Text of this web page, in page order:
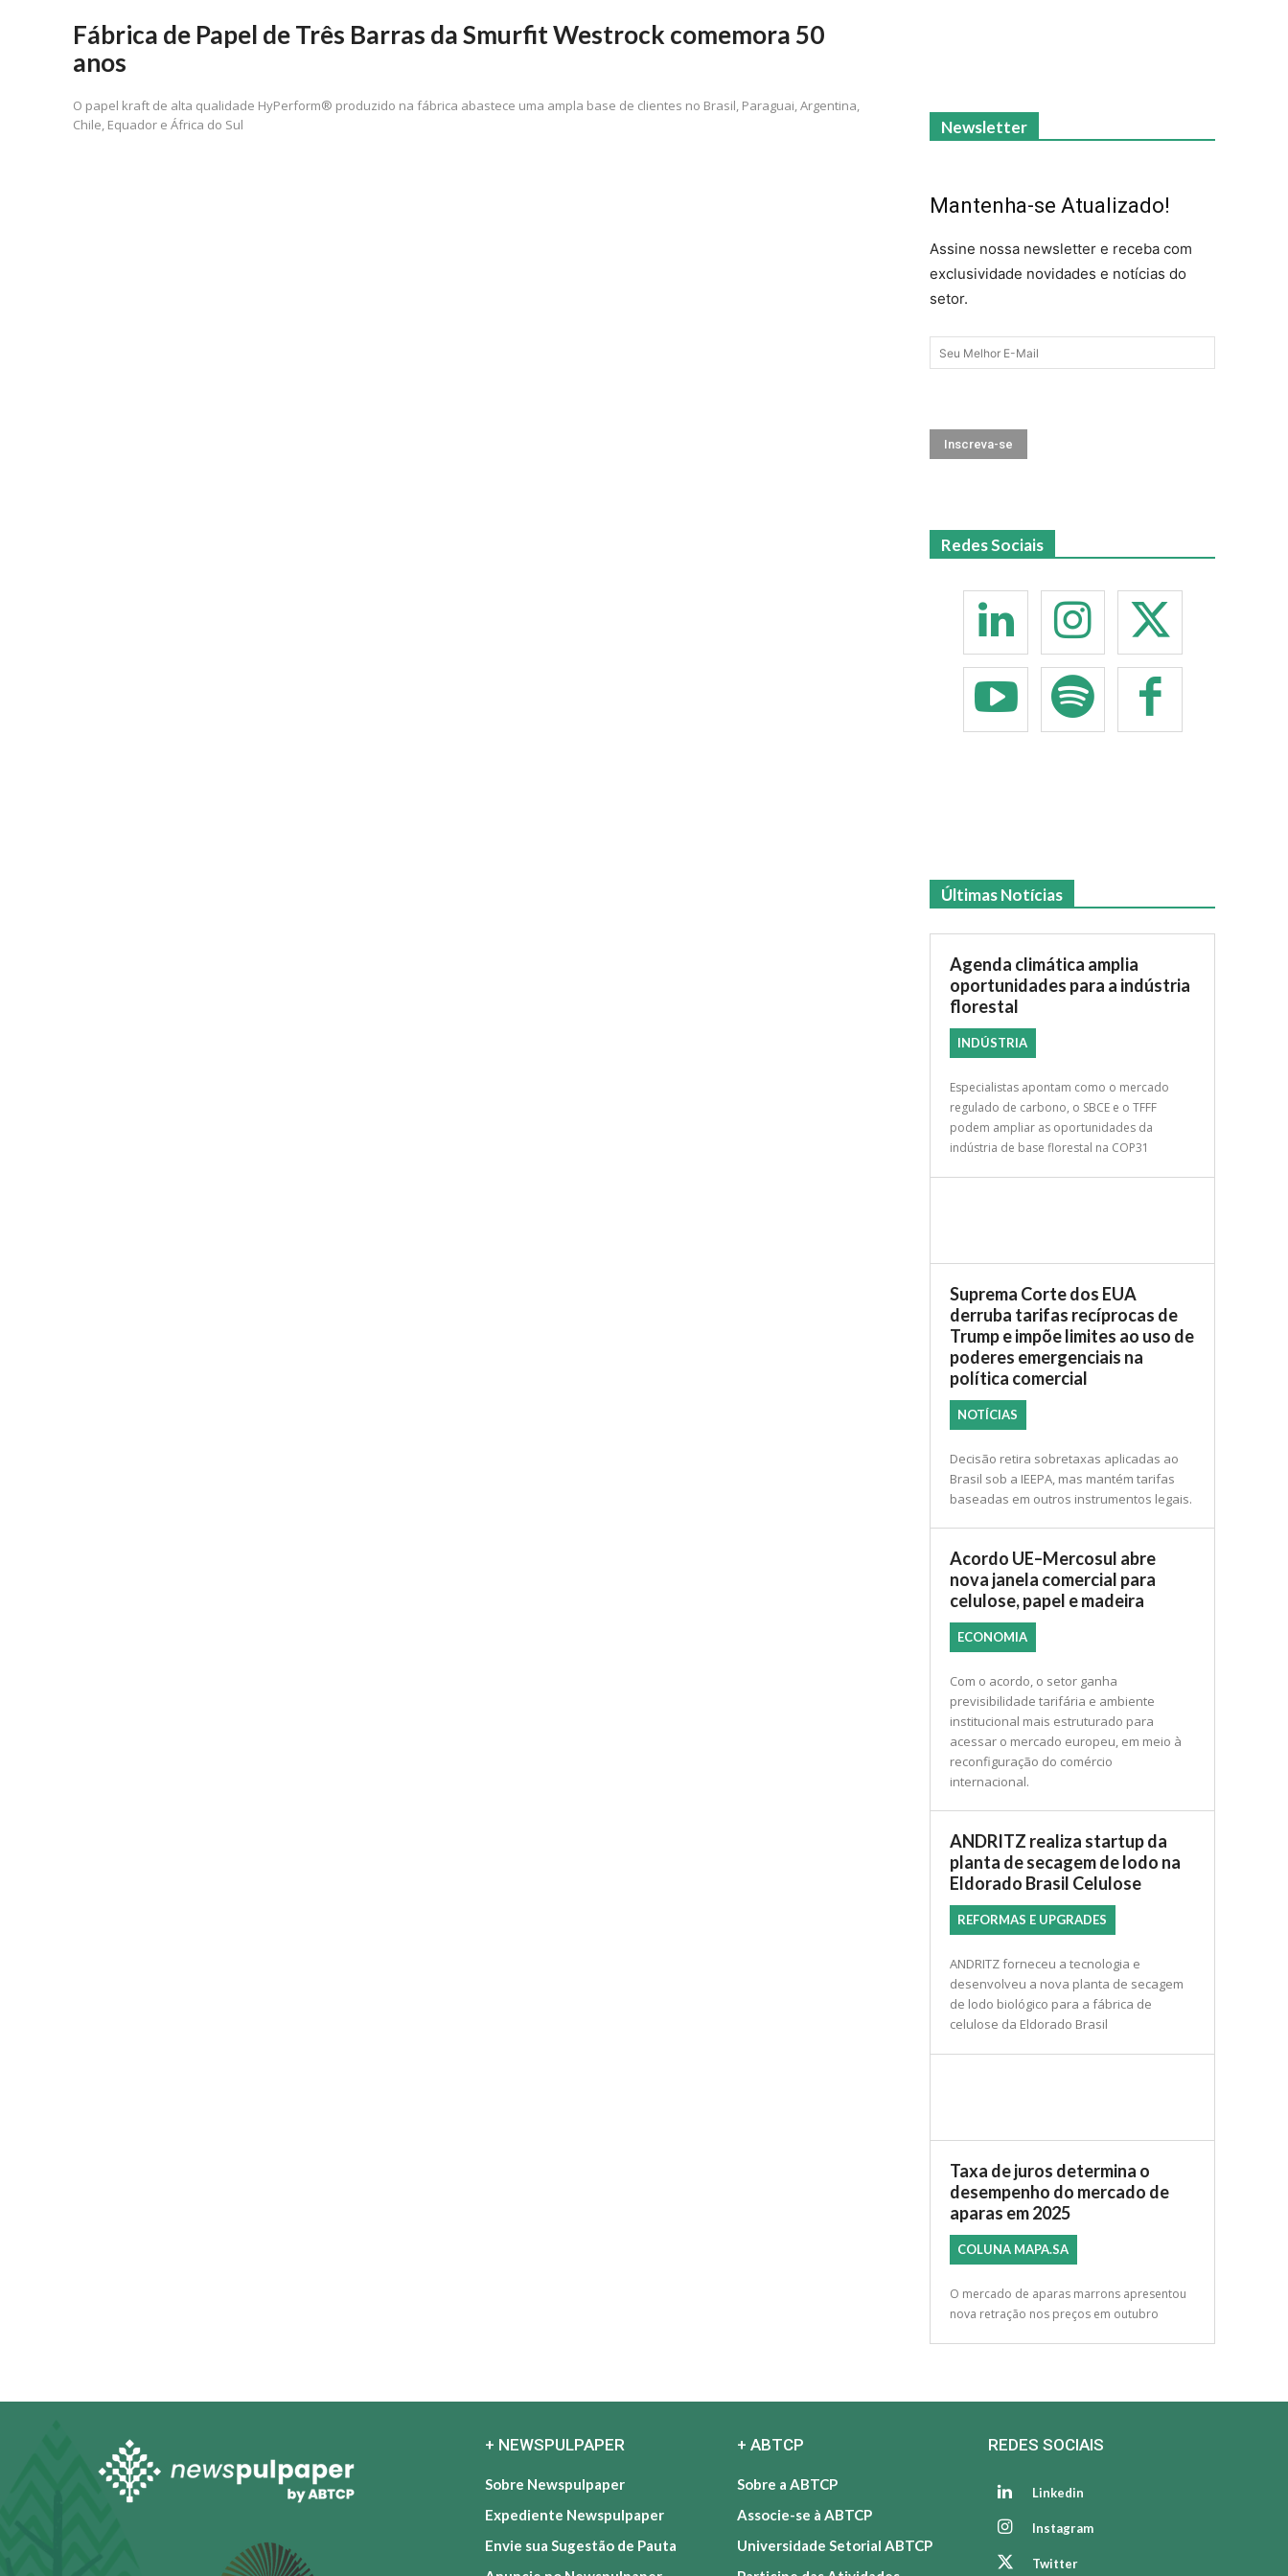
Fábrica de Papel de Três Barras da Smurfit Westrock comemora 50
anos
O papel kraft de alta qualidade HyPerform® produzido na fábrica abastece uma ampla base de clientes no Brasil, Paraguai, Argentina,
Chile, Equador e África do Sul
Newsletter
Mantenha-se Atualizado!
Assine nossa newsletter e receba com
exclusividade novidades e notícias do
setor.
Redes Sociais
Últimas Notícias
Agenda climática amplia
oportunidades para a indústria
florestal
INDÚSTRIA
Especialistas apontam como o mercado
regulado de carbono, o SBCE e o TFFF
podem ampliar as oportunidades da
indústria de base florestal na COP31
Suprema Corte dos EUA
derruba tarifas recíprocas de
Trump e impõe limites ao uso de
poderes emergenciais na
política comercial
NOTÍCIAS
Decisão retira sobretaxas aplicadas ao
Brasil sob a IEEPA, mas mantém tarifas
baseadas em outros instrumentos legais.
Acordo UE–Mercosul abre
nova janela comercial para
celulose, papel e madeira
ECONOMIA
Com o acordo, o setor ganha
previsibilidade tarifária e ambiente
institucional mais estruturado para
acessar o mercado europeu, em meio à
reconfiguração do comércio
internacional.
ANDRITZ realiza startup da
planta de secagem de lodo na
Eldorado Brasil Celulose
REFORMAS E UPGRADES
ANDRITZ forneceu a tecnologia e
desenvolveu a nova planta de secagem
de lodo biológico para a fábrica de
celulose da Eldorado Brasil
Taxa de juros determina o
desempenho do mercado de
aparas em 2025
COLUNA MAPA.SA
O mercado de aparas marrons apresentou
nova retração nos preços em outubro
+ NEWSPULPAPER
Sobre Newspulpaper
Expediente Newspulpaper
Envie sua Sugestão de Pauta
+ ABTCP
Sobre a ABTCP
Associe-se à ABTCP
Universidade Setorial ABTCP
REDES SOCIAIS
Linkedin
Instagram
Twitter